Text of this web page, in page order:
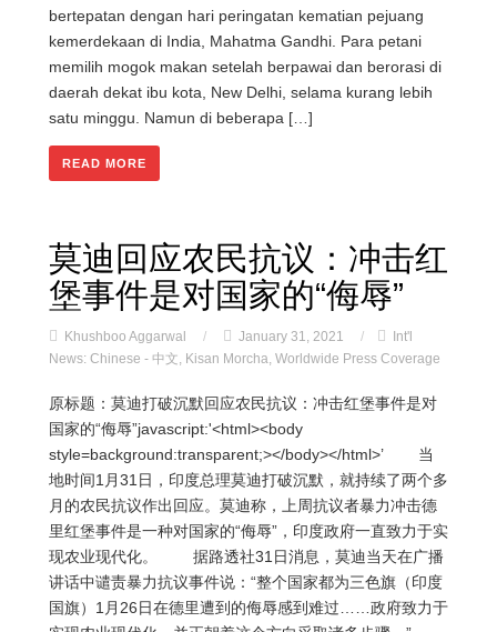
bertepatan dengan hari peringatan kematian pejuang
kemerdekaan di India, Mahatma Gandhi. Para petani
memilih mogok makan setelah berpawai dan berorasi di
daerah dekat ibu kota, New Delhi, selama kurang lebih
satu minggu. Namun di beberapa […]
READ MORE
莫迪回应农民抗议：冲击红
堡事件是对国家的“侮辱”
Khushboo Aggarwal / January 31, 2021 /
Int'l
News: Chinese - 中文, Kisan Morcha, Worldwide Press Coverage
原标题：莫迪打破沉默回应农民抗议：冲击红堡事件是对
国家的“侮辱”javascript:'<html><body
style=background:transparent;></body></html>’ 当
地时间1月31日，印度总理莫迪打破沉默，就持续了两个多
月的农民抗议作出回应。莫迪称，上周抗议者暴力冲击德
里红堡事件是一种对国家的“侮辱”，印度政府一直致力于实
现农业现代化。 据路透社31日消息，莫迪当天在广播
讲话中谴责暴力抗议事件说：“整个国家都为三色旗（印度
国旗）1月26日在德里遭到的侮辱感到难过……政府致力于